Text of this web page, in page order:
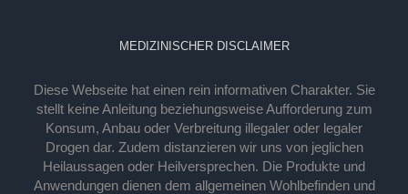
MEDIZINISCHER DISCLAIMER
Diese Webseite hat einen rein informativen Charakter. Sie
stellt keine Anleitung beziehungsweise Aufforderung zum
Konsum, Anbau oder Verbreitung illegaler oder legaler
Drogen dar. Zudem distanzieren wir uns von jeglichen
Heilaussagen oder Heilversprechen. Die Produkte und
Anwendungen dienen dem allgemeinen Wohlbefinden und